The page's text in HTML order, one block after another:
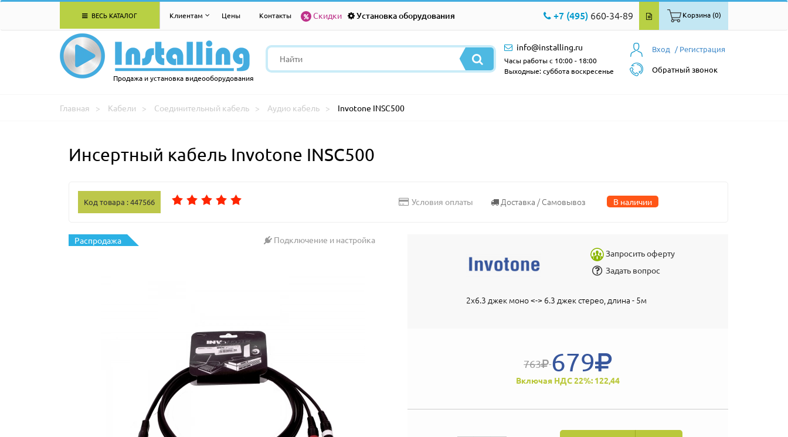
ВЕСЬ КАТАЛОГ Клиентам Цены Контакты Скидки Установка оборудования +7 (495) 660-34-89 Корзина (0)
Продажа и установка видеооборудования
Вход / Регистрация
Обратный звонок
info@installing.ru
Часы работы с 10:00 - 18:00
Выходные: суббота воскресенье
Главная Кабели Соединительный кабель Аудио кабель Invotone INSC500
Инсертный кабель Invotone INSC500
Код товара : 447566 Условия оплаты Доставка / Самовывоз В наличии
Распродажа
Подключение и настройка
Запросить оферту
Задать вопрос
2х6.3 джек моно <-> 6.3 джек стерео, длина - 5м
763 679
Включая НДС 22%: 122,44